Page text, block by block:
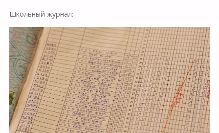
Школьный журнал: